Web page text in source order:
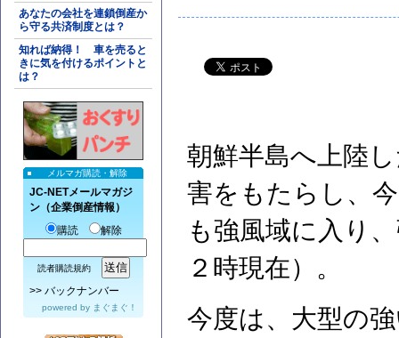
あなたの会社を連鎖倒産か
ら守る共済制度とは？
知れば納得！ 車を売ると
きに気を付けるポイントと
は？
メルマガ購読・解除
JC-NETメールマガジ
ン（企業倒産情報）
購読
解除
読者購読規約
>> バックナンバー
powered by まぐまぐ！
朝鮮半島へ上陸
害をもたらし、
も強風域に入り
２時現在）。
今度は、大型の